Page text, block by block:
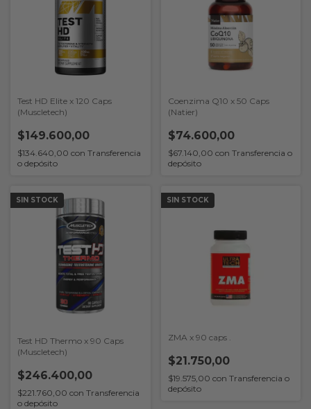
Test HD Elite x 120 Caps
(Muscletech)
$149.600,00
$134.640,00 con Transferencia
o depósito
Coenzima Q10 x 50 Caps
(Natier)
$74.600,00
$67.140,00 con Transferencia o
depósito
SIN STOCK
Test HD Thermo x 90 Caps
(Muscletech)
$246.400,00
$221.760,00 con Transferencia
o depósito
SIN STOCK
ZMA x 90 caps .
$21.750,00
$19.575,00 con Transferencia o
depósito